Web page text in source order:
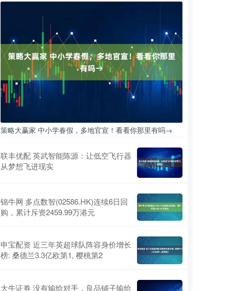
策略大赢家 中小学春假，多地官宣！看看你那里有吗→
联丰优配 英武智能陈源：让低空飞行器
从梦想飞进现实
锦牛网 多点数智(02586.HK)连续6日回
购，累计斥资2459.99万港元
申宝配资 近三年英超球队阵容身价增长
榜: 桑德兰3.3亿欧第1, 樱桃第2
大牛证券 没有输给对手，良品铺子输给